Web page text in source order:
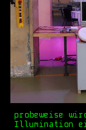
probeweise
Illumination